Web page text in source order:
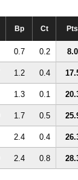
Bp Ct Pts
0.7 0.2 8.0
1.2 0.4
1.3 0.1
1.7 0.5
2.4 0.4
2.4 0.8